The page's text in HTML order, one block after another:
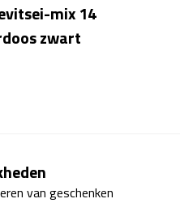
mix 14
zwart
van geschenken